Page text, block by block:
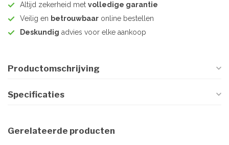
Altijd zekerheid met volledige garantie
Veilig en betrouwbaar online bestellen
Deskundig advies voor elke aankoop
Productomschrijving
Specificaties
Gerelateerde producten